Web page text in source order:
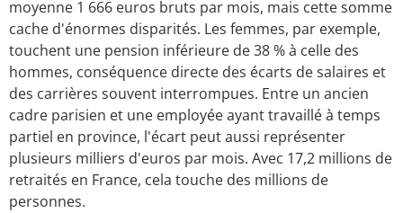
moyenne 1 666 euros bruts par mois, mais cette somme
cache d'énormes disparités. Les femmes, par exemple,
touchent une pension inférieure de 38 % à celle des
hommes, conséquence directe des écarts de salaires et
des carrières souvent interrompues. Entre un ancien
cadre parisien et une employée ayant travaillé à temps
partiel en province, l'écart peut aussi représenter
plusieurs milliers d'euros par mois. Avec 17,2 millions de
retraités en France, cela touche des millions de
personnes.